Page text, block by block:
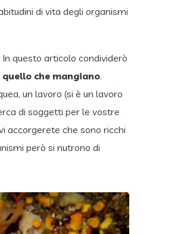
di vita degli organismi
questo articolo condividerò
che mangiano.
un lavoro (si è un lavoro
di soggetti per le vostre
accorgerete che sono ricchi
però si nutrono di